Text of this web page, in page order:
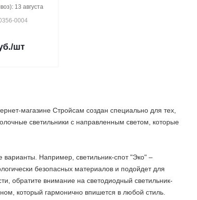
13 августа
0004
/шт
магазине Стройсам создан специально для тех,
светильники с направленным светом, которые
варианты. Например, светильник-спот "Эко" –
безопасных материалов и подойдет для
обратите внимание на светодиодный светильник-
который гармонично впишется в любой стиль.